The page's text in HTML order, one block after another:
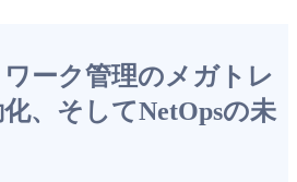
ーク管理のメガトレ
、そしてNetOpsの未